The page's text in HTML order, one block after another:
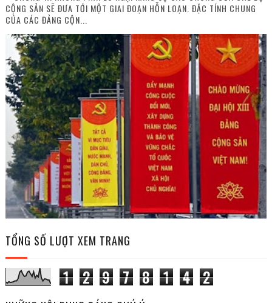
CỘNG SẢN SẼ ĐƯA TỚI MỘT GIAI ĐOẠN HỖN LOẠN. ĐẶC TÍNH CHUNG
CỦA CÁC ĐẢNG CỘN...
TỔNG SỐ LƯỢT XEM TRANG
1 2 9 7 8 1 4 2